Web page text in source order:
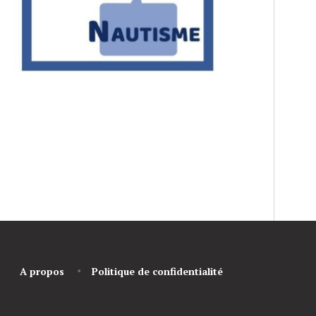
A propos Politique de confidentialité